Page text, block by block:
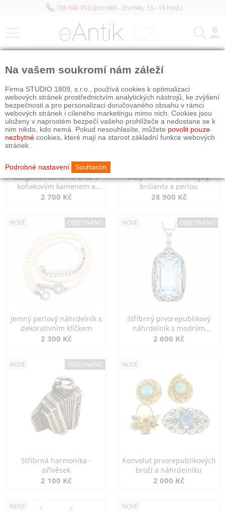
736 646 913(pondělí - čtvrtek, 13 - 18 hod.)
Elegantní stříbrná brož s
koňakovým kamenem a
markazity
2 700 Kč
Zlatý kolier se smaragdy,
brilianty a perlou
28 900 Kč
NOVÉ OBJEDNÁNO
Jemný perlový náhrdelník s
dekorativním klíčkem
2 300 Kč
NOVÉ OBJEDNÁNO
Stříbrný prvorepublikový
náhrdelník s modrým
spinelem
2 600 Kč
NOVÉ OBJEDNÁNO
Stříbrná harmonika -
přívěsek
2 100 Kč
NOVÉ
Konvolut prvorepublikových
broží a náhrdelníku
2 000 Kč
NOVÉ NOVÉ
Na vašem soukromí nám záleží
Firma STUDIO 1809, s.r.o., používá cookies k optimalizaci
webových stránek prostřednictvím analytických nástrojů, ke zvýšení
bezpečnosti a pro personalizaci doručovaného obsahu v rámci
webových stránek i cíleného marketingu mimo nich. Cookies jsou
uloženy v naprostém bezpečí vašeho prohlížeče a nedostane se k
nim nikdo, kdo nemá. Pokud nesouhlasíte, můžete povolit pouze
nezbytné cookies, které mají na starost základní funkce webových
stránek.
Podrobné nastavení Souhlasím